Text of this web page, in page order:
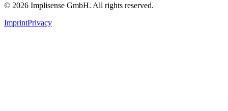
© 2026 Implisense GmbH. All rights reserved.
ImprintPrivacy